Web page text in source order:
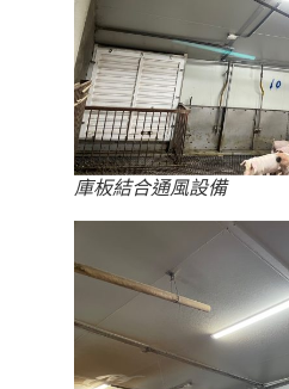
庫板結合通風設備